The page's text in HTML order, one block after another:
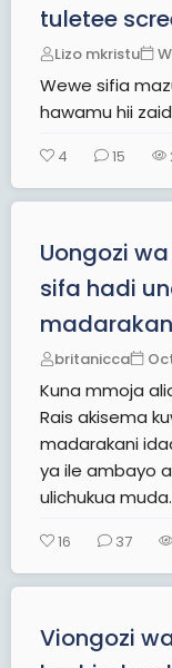
tuletee
Lizo mkristu
Wewe sifia
hawamu hii
4 15
Uongozi
sifa hadi
britanicca
Kuna mmoja
Rais akisema
madarakani
ya ile ambayo
ulichukua
16 37
Viongozi